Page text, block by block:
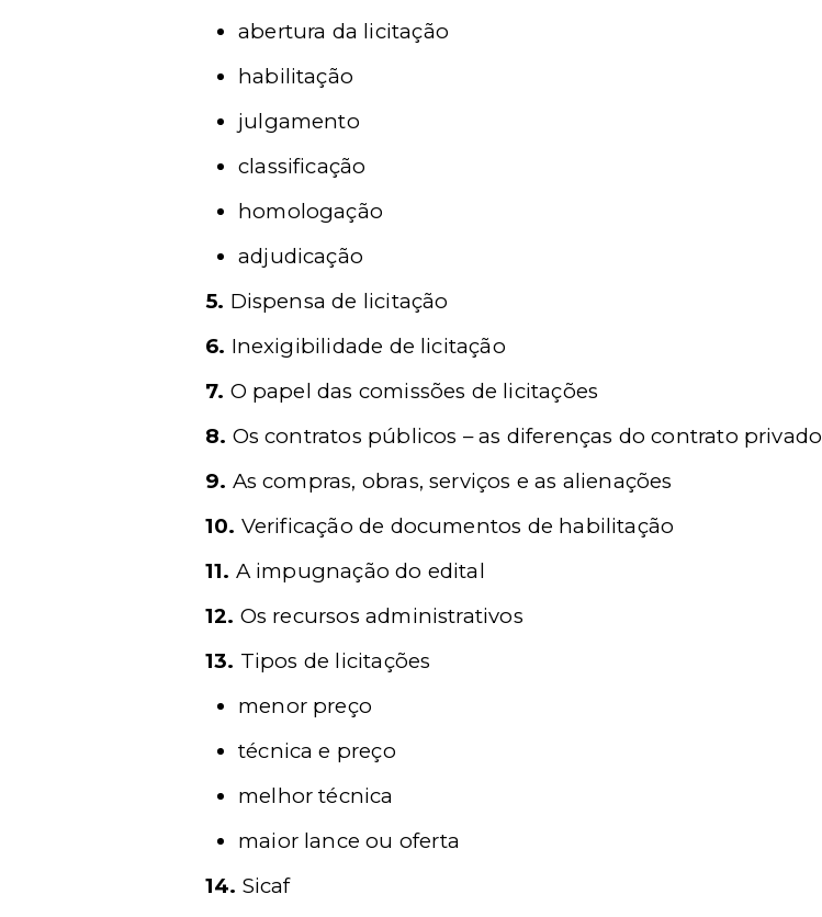
abertura da licitação
habilitação
julgamento
classificação
homologação
adjudicação
5. Dispensa de licitação
6. Inexigibilidade de licitação
7. O papel das comissões de licitações
8. Os contratos públicos – as diferenças do contrato privado
9. As compras, obras, serviços e as alienações
10. Verificação de documentos de habilitação
11. A impugnação do edital
12. Os recursos administrativos
13. Tipos de licitações
menor preço
técnica e preço
melhor técnica
maior lance ou oferta
14. Sicaf